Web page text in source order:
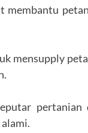
membantu
mensupply
pertanian